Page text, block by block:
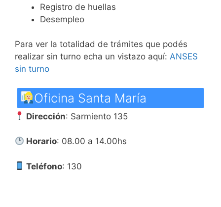
Registro de huellas
Desempleo
Para ver la totalidad de trámites que podés
realizar sin turno echa un vistazo aquí: ANSES
sin turno
Oficina Santa María
Dirección: Sarmiento 135
Horario: 08.00 a 14.00hs
Teléfono: 130